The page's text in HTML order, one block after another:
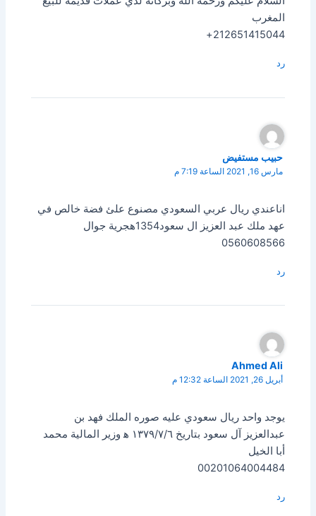
المغرب
212651415044+
رد
حبيب مستفيض
مارس 16, 2021 الساعة 7:19 م
اناعندي ريال عربي السعودي مصنوع علئ فضة خالص في
عهد ملك عبد العزيز ال سعود1354هجرية جوال
0560608566
رد
Ahmed Ali
أبريل 26, 2021 الساعة 12:32 م
يوجد واحد ريال سعودي عليه صوره الملك فهد بن
عبدالعزيز آل سعود بتاريخ ١٣٧٩/٧/٦ ه‍ وزير المالية محمد
أبا الخيل
00201064004484
رد